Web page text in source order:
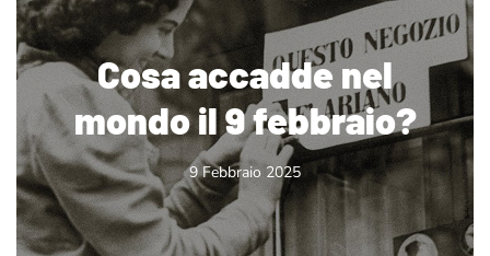
Cosa accadde nel
mondo il 9 febbraio?
9 Febbraio 2025